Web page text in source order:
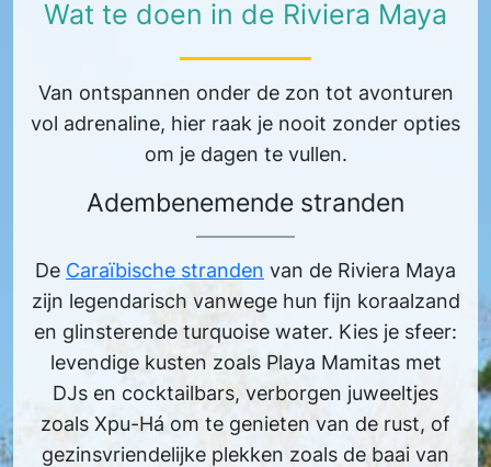
Wat te doen in de Riviera Maya
Van ontspannen onder de zon tot avonturen
vol adrenaline, hier raak je nooit zonder opties
om je dagen te vullen.
Adembenemende stranden
De Caraïbische stranden van de Riviera Maya
zijn legendarisch vanwege hun fijn koraalzand
en glinsterende turquoise water. Kies je sfeer:
levendige kusten zoals Playa Mamitas met
DJs en cocktailbars, verborgen juweeltjes
zoals Xpu-Há om te genieten van de rust, of
gezinsvriendelijke plekken zoals de baai van